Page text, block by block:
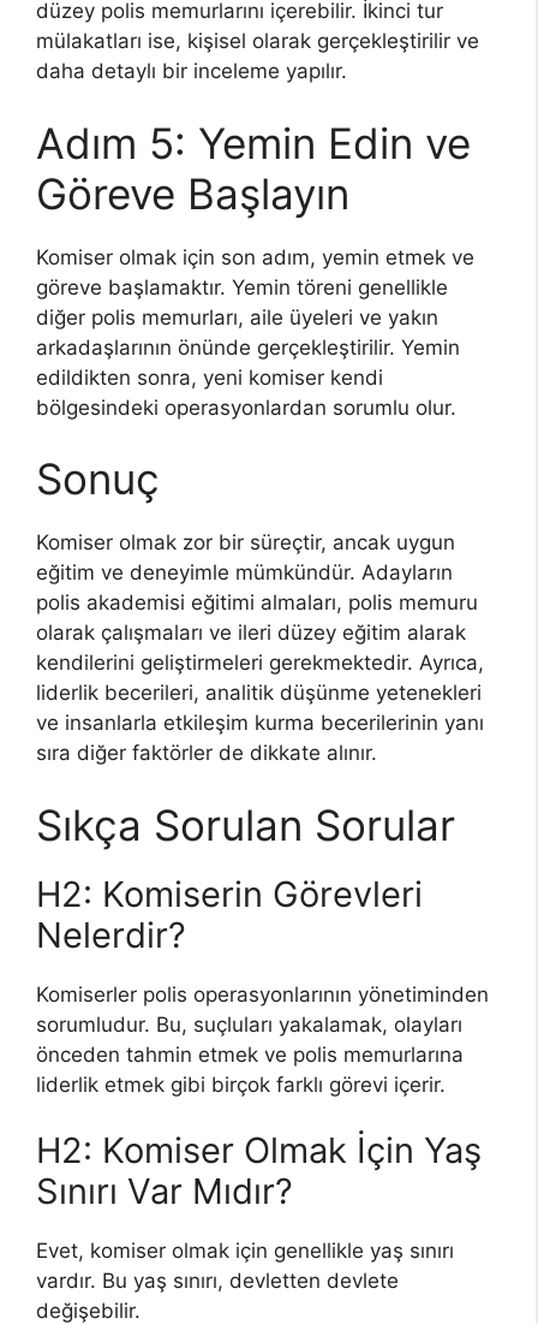
düzey polis memurlarını içerebilir. İkinci tur
mülakatları ise, kişisel olarak gerçekleştirilir ve
daha detaylı bir inceleme yapılır.
Adım 5: Yemin Edin ve
Göreve Başlayın
Komiser olmak için son adım, yemin etmek ve
göreve başlamaktır. Yemin töreni genellikle
diğer polis memurları, aile üyeleri ve yakın
arkadaşlarının önünde gerçekleştirilir. Yemin
edildikten sonra, yeni komiser kendi
bölgesindeki operasyonlardan sorumlu olur.
Sonuç
Komiser olmak zor bir süreçtir, ancak uygun
eğitim ve deneyimle mümkündür. Adayların
polis akademisi eğitimi almaları, polis memuru
olarak çalışmaları ve ileri düzey eğitim alarak
kendilerini geliştirmeleri gerekmektedir. Ayrıca,
liderlik becerileri, analitik düşünme yetenekleri
ve insanlarla etkileşim kurma becerilerinin yanı
sıra diğer faktörler de dikkate alınır.
Sıkça Sorulan Sorular
H2: Komiserin Görevleri
Nelerdir?
Komiserler polis operasyonlarının yönetiminden
sorumludur. Bu, suçluları yakalamak, olayları
önceden tahmin etmek ve polis memurlarına
liderlik etmek gibi birçok farklı görevi içerir.
H2: Komiser Olmak İçin Yaş
Sınırı Var Mıdır?
Evet, komiser olmak için genellikle yaş sınırı
vardır. Bu yaş sınırı, devletten devlete
değişebilir.